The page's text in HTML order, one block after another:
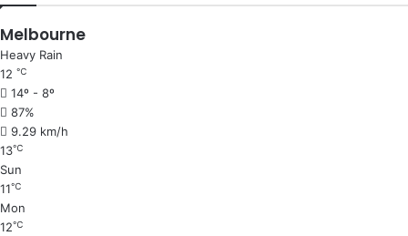
Melbourne
Heavy Rain
12 ℃
14º - 8º
87%
9.29 km/h
13℃
Sun
11℃
Mon
12℃